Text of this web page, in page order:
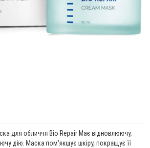
для обличчя Bio Repair Має відновлюючу,
дію. Маска пом'якшує шкіру, покращує її